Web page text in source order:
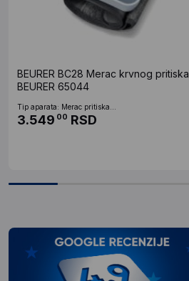
BEURER BC28 Merac krvnog pritiska
BEURER 65044
Tip aparata: Merac pritiska...
3.549 00 RSD